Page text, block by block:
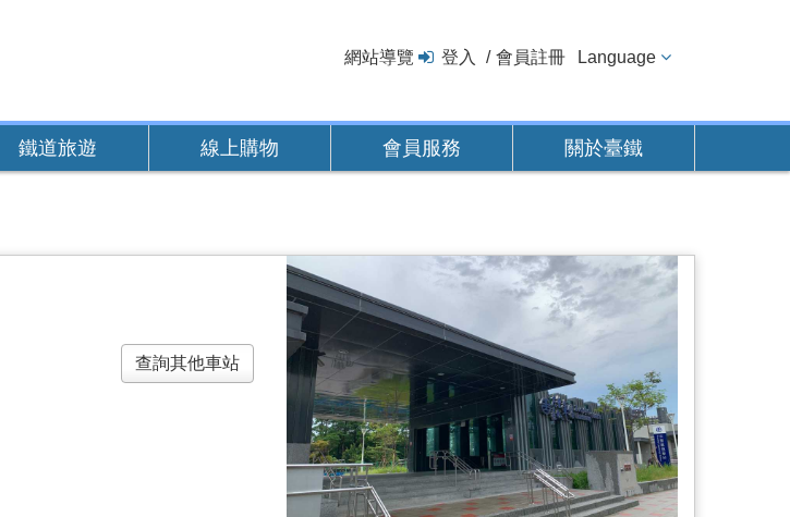
網站導覽 登入 會員註冊 Language
鐵道旅遊 線上購物 會員服務 關於臺鐵
查詢其他車站